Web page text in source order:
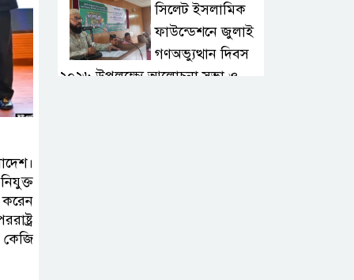
কেজি
সিলেট ইসলামিক
ফাউন্ডেশনে জুলাই
গণঅভ্যুত্থান দিবস
২০২৬ উপলক্ষ্যে আলোচনা সভা ও